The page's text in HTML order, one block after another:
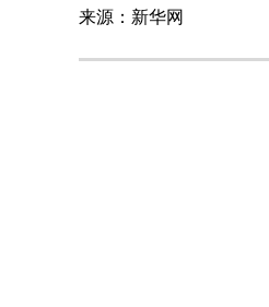
来源：新华网